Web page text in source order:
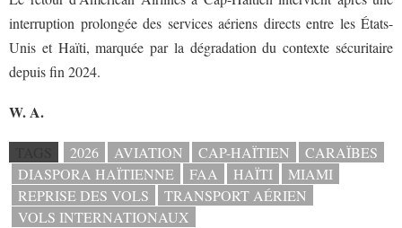
interruption prolongée des services aériens directs entre les États-
Unis et Haïti, marquée par la dégradation du contexte sécuritaire
depuis fin 2024.
W. A.
2026 AVIATION CAP-HAÏTIEN
CARAÏBES
DIASPORA HAÏTIENNE
FAA HAÏTI
MIAMI
REPRISE DES VOLS
TRANSPORT AÉRIEN
VOLS INTERNATIONAUX